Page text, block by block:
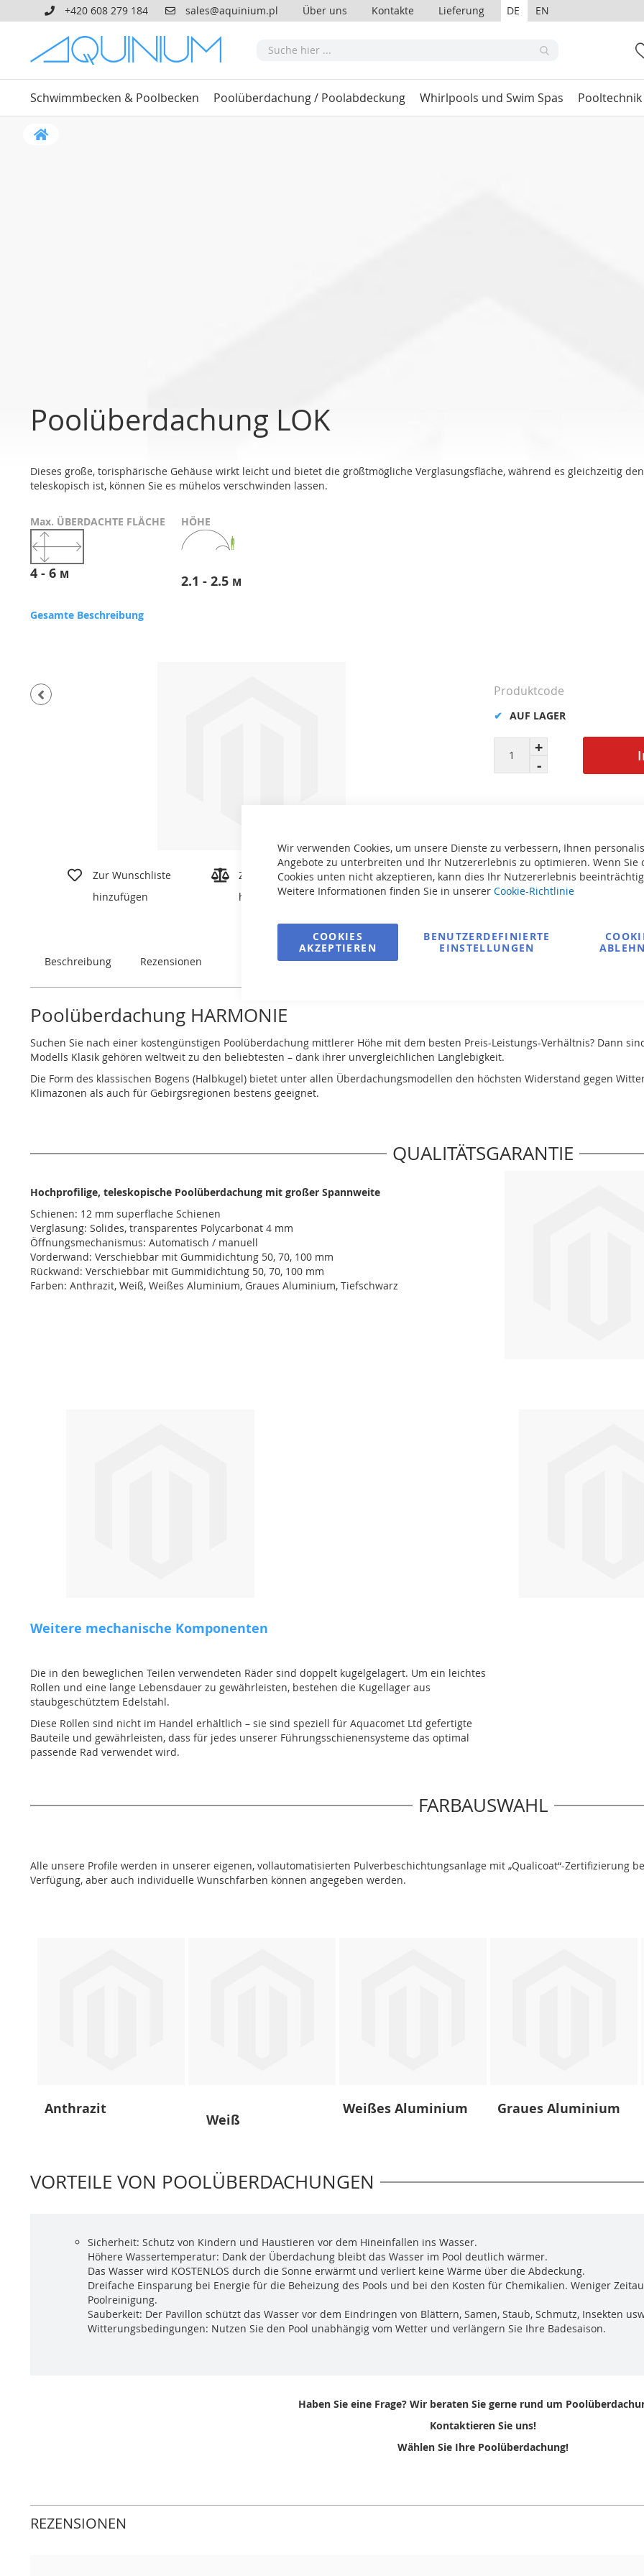
Wir verwenden Cookies, um unsere Dienste zu verbessern, Ihnen
Angebote zu unterbreiten und Ihr Nutzererlebnis zu optimieren. Wenn Sie
Cookies unten nicht akzeptieren, kann dies Ihr Nutzererlebnis
Weitere Informationen finden Sie in unserer Cookie-Richtlinie
COOKIES
AKZEPTIEREN
BENUTZERDEFINIERTE
EINSTELLUNGEN
+420 608 279 184 sales@aquinium.pl Über uns Kontakte Lieferung DE EN
Schwimmbecken & Poolbecken Poolüberdachung / Poolabdeckung Whirlpools und Swim Spas Pooltechnik
Poolüberdachung LOK
Dieses große, torisphärische Gehäuse wirkt leicht und bietet die größtmögliche Verglasungsfläche, während es gleichzeitig
teleskopisch ist, können Sie es mühelos verschwinden lassen.
Max. ÜBERDACHTE FLÄCHE
4 - 6 м
HÖHE
2.1 - 2.5 м
Gesamte Beschreibung
Ende
der
Zur Wunschliste
hinzufügen
Zur Vergleichsliste
hinzufügen
Drucken
AUF LAGER
Produktcode
Fragen Sie nach dem
Beschreibung Rezensionen
Poolüberdachung HARMONIE
Suchen Sie nach einer kostengünstigen Poolüberdachung mittlerer Höhe mit dem besten Preis-Leistungs-Verhältnis? Dann
Modells Klasik gehören weltweit zu den beliebtesten – dank ihrer unvergleichlichen Langlebigkeit.
Die Form des klassischen Bogens (Halbkugel) bietet unter allen Überdachungsmodellen den höchsten Widerstand gegen
Klimazonen als auch für Gebirgsregionen bestens geeignet.
QUALITÄTSGARANTIE
Hochprofilige, teleskopische Poolüberdachung mit großer Spannweite
Schienen: 12 mm superflache Schienen
Verglasung: Solides, transparentes Polycarbonat 4 mm
Öffnungsmechanismus: Automatisch / manuell
Vorderwand: Verschiebbar mit Gummidichtung 50, 70, 100 mm
Rückwand: Verschiebbar mit Gummidichtung 50, 70, 100 mm
Farben: Anthrazit, Weiß, Weißes Aluminium, Graues Aluminium, Tiefschwarz
Weitere mechanische Komponenten
Die in den beweglichen Teilen verwendeten Räder sind doppelt kugelgelagert. Um ein leichtes
Rollen und eine lange Lebensdauer zu gewährleisten, bestehen die Kugellager aus
staubgeschütztem Edelstahl.
Diese Rollen sind nicht im Handel erhältlich – sie sind speziell für Aquacomet Ltd gefertigte
Bauteile und gewährleisten, dass für jedes unserer Führungsschienensysteme das optimal
passende Rad verwendet wird.
FARBAUSWAHL
Alle unsere Profile werden in unserer eigenen, vollautomatisierten Pulverbeschichtungsanlage mit „Qualicoat“-Zertifizierung
Verfügung, aber auch individuelle Wunschfarben können angegeben werden.
Anthrazit
Weiß
Weißes Aluminium Graues Aluminium
VORTEILE VON POOLÜBERDACHUNGEN
Sicherheit: Schutz von Kindern und Haustieren vor dem Hineinfallen ins Wasser.
Höhere Wassertemperatur: Dank der Überdachung bleibt das Wasser im Pool deutlich wärmer.
Das Wasser wird KOSTENLOS durch die Sonne erwärmt und verliert keine Wärme über die Abdeckung.
Dreifache Einsparung bei Energie für die Beheizung des Pools und bei den Kosten für Chemikalien. Weniger
Poolreinigung.
Sauberkeit: Der Pavillon schützt das Wasser vor dem Eindringen von Blättern, Samen, Staub, Schmutz, Insekten
Witterungsbedingungen: Nutzen Sie den Pool unabhängig vom Wetter und verlängern Sie Ihre Badesaison.
Haben Sie eine Frage? Wir beraten Sie gerne rund um
Kontaktieren Sie uns!
Wählen Sie Ihre Poolüberdachung!
REZENSIONEN